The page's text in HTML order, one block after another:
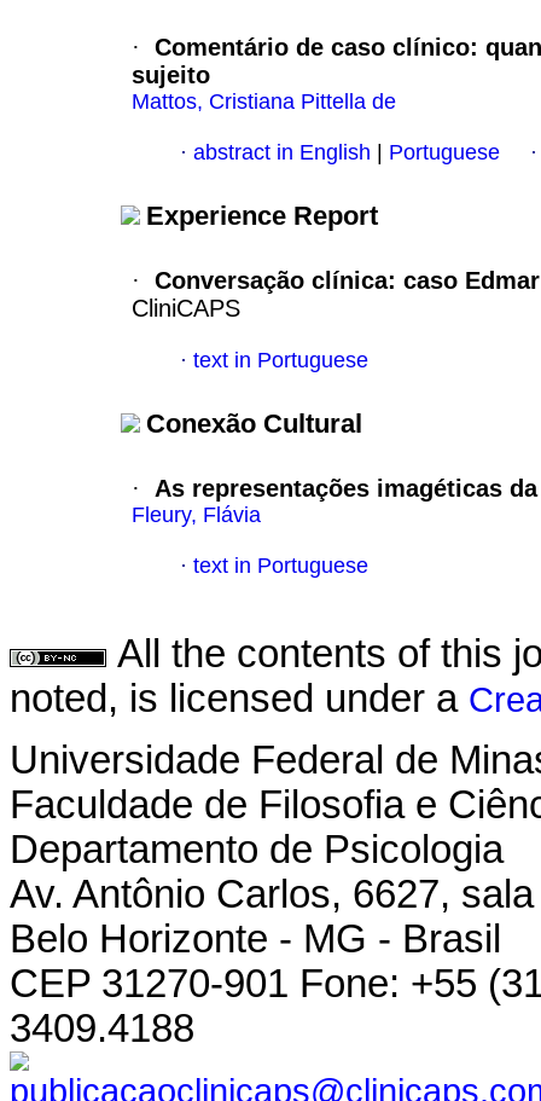
·
Comentário de caso clínico:
sujeito
Mattos, Cristiana Pittella de
· abstract in English Portuguese
Experience Report
· Conversação clínica: caso Edmar
CliniCAPS
· text in Portuguese
Conexão Cultural
· As representações imagéticas
Fleury, Flávia
· text in Portuguese
All the contents of this
noted, is licensed under a
Universidade Federal de
Faculdade de Filosofia e
Departamento de Psicologia
Av. Antônio Carlos, 6627,
Belo Horizonte - MG - Brasil
CEP 31270-901 Fone: +55
3409.4188